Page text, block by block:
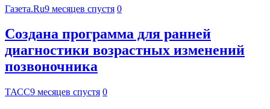
Газета.Ru9 месяцев спустя 0
Создана программа для ранней
диагностики возрастных изменений
позвоночника
ТАСС9 месяцев спустя 0